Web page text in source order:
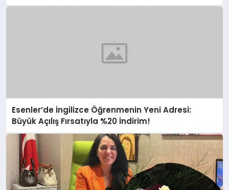
Esenler’de İngilizce Öğrenmenin Yeni Adresi:
Büyük Açılış Fırsatıyla %20 İndirim!